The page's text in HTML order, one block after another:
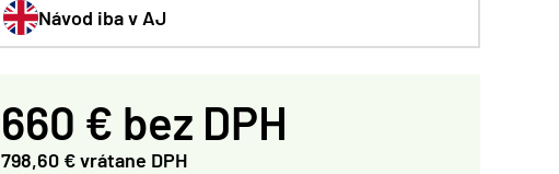
Návod iba v AJ
660 € bez DPH
798,60 € vrátane DPH